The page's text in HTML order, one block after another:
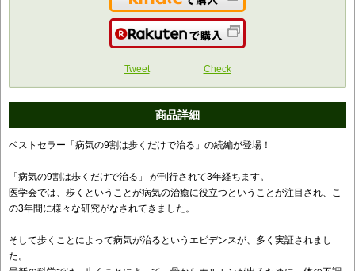
Kindleで購入
楽天で購入
Tweet Check
商品詳細
ベストセラー「病気の9割は歩くだけで治る」の続編が登場！
「病気の9割は歩くだけで治る」 が刊行されて3年経ちます。
医学会では、歩くということが病気の治癒に役立つということが注目され、こ
の3年間に様々な研究がなされてきました。
そして歩くことによって病気が治るというエビデンスが、多く実証されまし
た。